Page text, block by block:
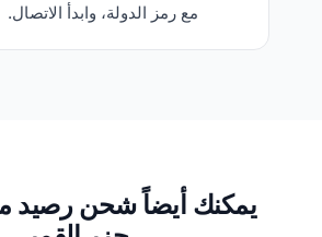
مع رمز الدولة، وابدأ الاتصال.
يمكنك أيضاً شحن رصيد